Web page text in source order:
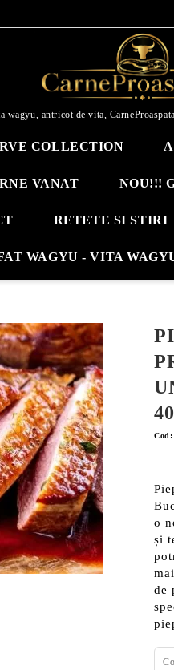
wagyu, antricot de vita,
COLLECTION
VANAT NOU!!!
RETETE SI STIRI
WAGYU - VITA
Cod:
o
și
de